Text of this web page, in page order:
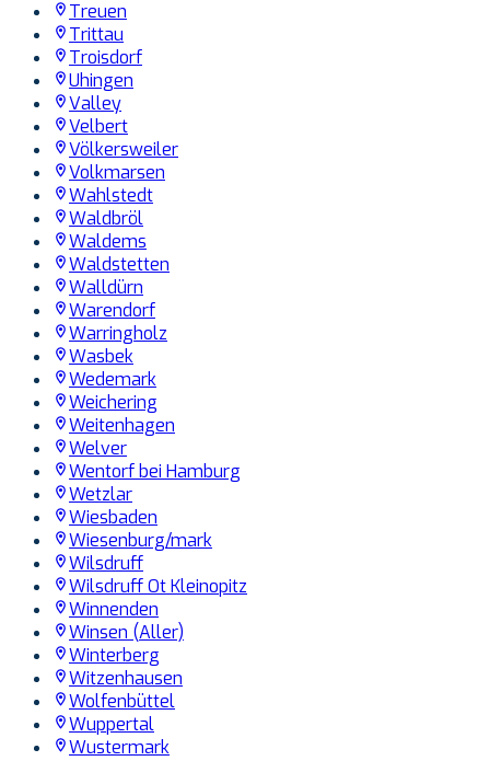
Treuen
Trittau
Troisdorf
Uhingen
Valley
Velbert
Völkersweiler
Volkmarsen
Wahlstedt
Waldbröl
Waldems
Waldstetten
Walldürn
Warendorf
Warringholz
Wasbek
Wedemark
Weichering
Weitenhagen
Welver
Wentorf bei Hamburg
Wetzlar
Wiesbaden
Wiesenburg/mark
Wilsdruff
Wilsdruff Ot Kleinopitz
Winnenden
Winsen (Aller)
Winterberg
Witzenhausen
Wolfenbüttel
Wuppertal
Wustermark